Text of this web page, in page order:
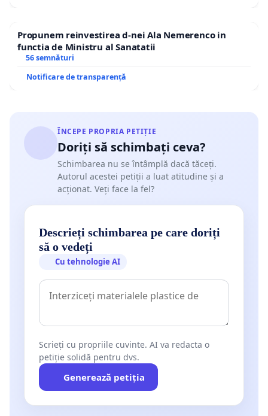
Propunem reinvestirea d-nei Ala Nemerenco in
functia de Ministru al Sanatatii
56 semnături
Notificare de transparență
ÎNCEPE PROPRIA PETIȚIE
Doriți să schimbați ceva?
Schimbarea nu se întâmplă dacă tăceți.
Autorul acestei petiții a luat atitudine și a
acționat. Veți face la fel?
Descrieți schimbarea pe care doriți
să o vedeți
Cu tehnologie AI
Scrieți cu propriile cuvinte. AI va redacta o
petiție solidă pentru dvs.
Generează petiția